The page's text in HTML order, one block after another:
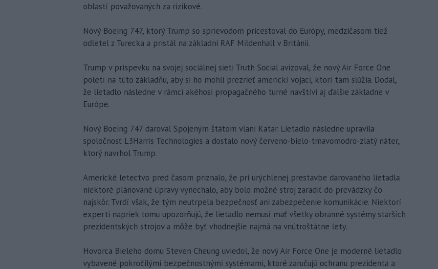
oblastí považovaných za rizikové.
Nový Boeing 747, ktorý Trump so sprievodom pricestoval do Európy, medzičasom tiež
odletel z Turecka a pristál na základni RAF Mildenhall v Británii.
Trump v príspevku na svojej sociálnej sieti Truth Social avizoval, že nový Air Force One
poletí na túto základňu, aby si ho mohli prezrieť americkí vojaci, ktorí tam slúžia. Dodal,
že lietadlo následne v rámci akéhosi propagačného turné navštívi aj ďalšie základne v
Európe.
Nový Boeing 747 daroval Spojeným štátom vlani Katar. Lietadlo následne upravila
spoločnosť L3Harris Technologies a dostalo nový červeno-bielo-tmavomodro-zlatý náter,
ktorý navrhol Trump.
Americké letectvo pred časom priznalo, že pri urýchlenej prestavbe darovaného lietadla
niektoré plánované úpravy vynechalo, aby bolo možné stroj zaradiť do prevádzky čo
najskôr. Tvrdí však, že tým neutrpela bezpečnosť ani zabezpečenie komunikácie. Niektorí
experti napriek tomu upozorňujú, že lietadlo nemusí mať všetky obranné systémy starších
prezidentských strojov a môže byť vhodnejšie najmä na vnútroštátne lety.
Hovorca Bieleho domu Steven Cheung uviedol, že nový Air Force One je moderné lietadlo
vybavené pokročilými bezpečnostnými systémami, ktoré zaručujú ochranu prezidenta a